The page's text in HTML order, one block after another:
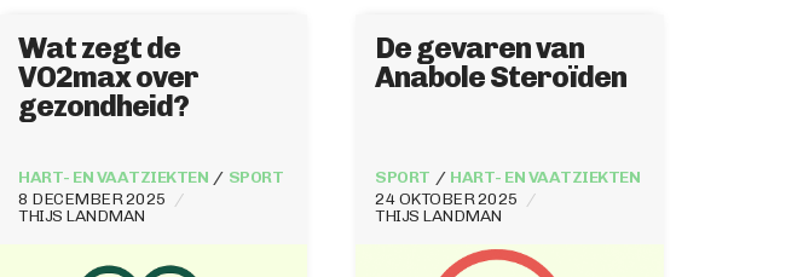
Wat zegt de
VO2max over
gezondheid?
8 DECEMBER 2025
THIJS LANDMAN
HART- EN VAATZIEKTEN SPORT
De gevaren van
Anabole Steroïden
24 OKTOBER 2025
THIJS LANDMAN
SPORT HART- EN VAATZIEKTEN